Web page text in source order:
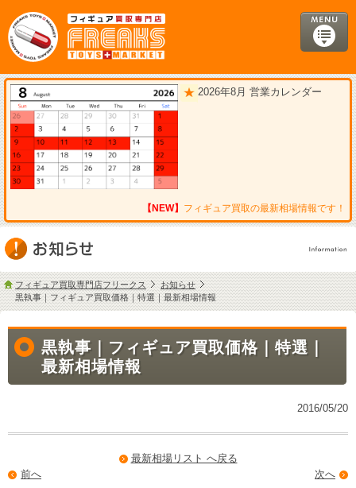
2026年8月 営業カレンダー
【NEW】 フィギュア買取の最新相場情報です！
フィギュア買取専門店フリークス
お知らせ
黒執事｜フィギュア買取価格｜特選｜最新相場情報
黒執事｜フィギュア買取価格｜特選｜
最新相場情報
2016/05/20
最新相場リスト へ戻る
次へ
前へ